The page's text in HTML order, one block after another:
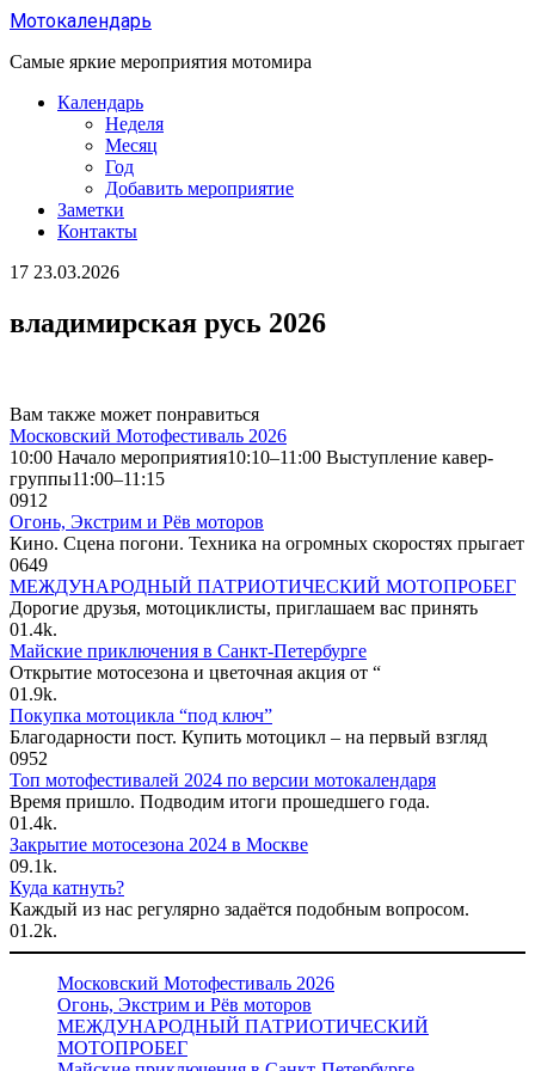
Перейти
содержанию
Мотокалендарь
Самые яркие мероприятия мотомира
Календарь
Неделя
Месяц
Год
Добавить мероприятие
Заметки
Контакты
17 23.03.2026
владимирская русь 2026
Вам также может понравиться
Московский Мотофестиваль 2026
10:00 Начало мероприятия10:10–11:00 Выступление кавер-
группы11:00–11:15
0912
Огонь, Экстрим и Рёв моторов
Кино. Сцена погони. Техника на огромных скоростях прыгает
0649
МЕЖДУНАРОДНЫЙ ПАТРИОТИЧЕСКИЙ МОТОПРОБЕГ
Дорогие друзья, мотоциклисты, приглашаем вас принять
01.4k.
Майские приключения в Санкт-Петербурге
Открытие мотосезона и цветочная акция от “
01.9k.
Покупка мотоцикла “под ключ”
Благодарности пост. Купить мотоцикл – на первый взгляд
0952
Топ мотофестивалей 2024 по версии мотокалендаря
Время пришло. Подводим итоги прошедшего года.
01.4k.
Закрытие мотосезона 2024 в Москве
09.1k.
Куда катнуть?
Каждый из нас регулярно задаётся подобным вопросом.
01.2k.
Московский Мотофестиваль 2026
Огонь, Экстрим и Рёв моторов
МЕЖДУНАРОДНЫЙ ПАТРИОТИЧЕСКИЙ
МОТОПРОБЕГ